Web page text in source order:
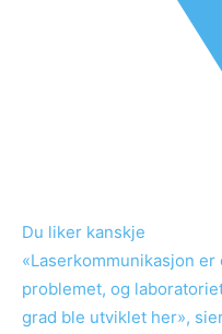
Du liker kanskje
«Laserkommunikasjon
problemet, og
grad ble utviklet her»,